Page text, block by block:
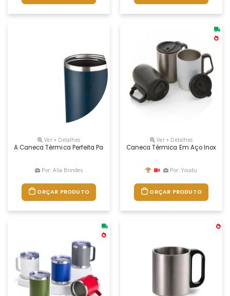
Ver + Detalhes
A Caneca Térmica Perfeita Para Quem Busca Praticidade E Qualidade
Por: Alia Brindes
ORÇAR PRODUTO
Ver + Detalhes
Caneca Térmica Em Aço Inox
Por: Youdu
ORÇAR PRODUTO